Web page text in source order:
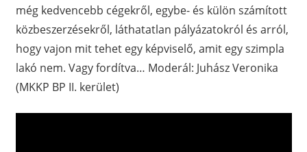
még kedvencebb cégekről, egybe- és külön számított
közbeszerzésekről, láthatatlan pályázatokról és arról,
hogy vajon mit tehet egy képviselő, amit egy szimpla
lakó nem. Vagy fordítva… Moderál: Juhász Veronika
(MKKP BP II. kerület)